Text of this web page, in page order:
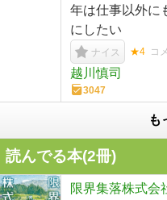
年は仕事以外に
にしたい
ナイス ★4 コ
越川慎司
3047
も
読んでる本(2冊)
限界集落株式会